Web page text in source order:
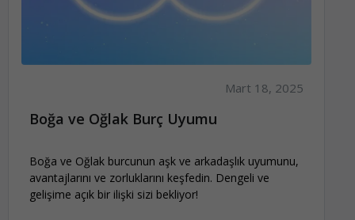
Mart 18, 2025
Boğa ve Oğlak Burç Uyumu
Boğa ve Oğlak burcunun aşk ve arkadaşlık uyumunu,
avantajlarını ve zorluklarını keşfedin. Dengeli ve
gelişime açık bir ilişki sizi bekliyor!